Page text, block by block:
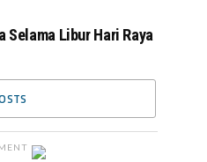
Selama Libur Hari Raya